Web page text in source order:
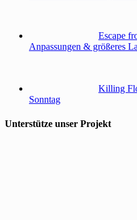
Escape
Anpassungen & größeres
Killing
Sonntag
Unterstütze unser Projekt